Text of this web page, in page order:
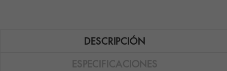
DESCRIPCIÓN
ESPECIFICACIONES